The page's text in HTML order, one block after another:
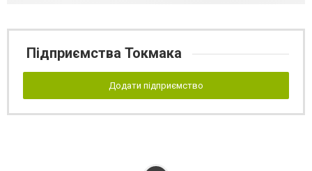
Підприємства Токмака
Додати підприємство